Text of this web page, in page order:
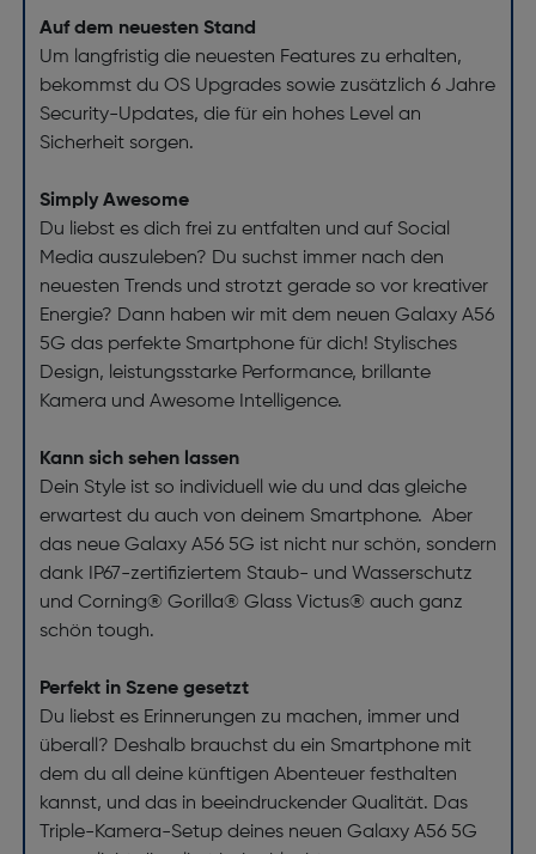
Auf dem neuesten Stand
Um langfristig die neuesten Features zu erhalten,
bekommst du OS Upgrades sowie zusätzlich 6 Jahre
Security-Updates, die für ein hohes Level an
Sicherheit sorgen.
Simply Awesome
Du liebst es dich frei zu entfalten und auf Social
Media auszuleben? Du suchst immer nach den
neuesten Trends und strotzt gerade so vor kreativer
Energie? Dann haben wir mit dem neuen Galaxy A56
5G das perfekte Smartphone für dich! Stylisches
Design, leistungsstarke Performance, brillante
Kamera und Awesome Intelligence.
Kann sich sehen lassen
Dein Style ist so individuell wie du und das gleiche
erwartest du auch von deinem Smartphone. Aber
das neue Galaxy A56 5G ist nicht nur schön, sondern
dank IP67-zertifiziertem Staub- und Wasserschutz
und Corning® Gorilla® Glass Victus® auch ganz
schön tough.
Perfekt in Szene gesetzt
Du liebst es Erinnerungen zu machen, immer und
überall? Deshalb brauchst du ein Smartphone mit
dem du all deine künftigen Abenteuer festhalten
kannst, und das in beeindruckender Qualität. Das
Triple-Kamera-Setup deines neuen Galaxy A56 5G